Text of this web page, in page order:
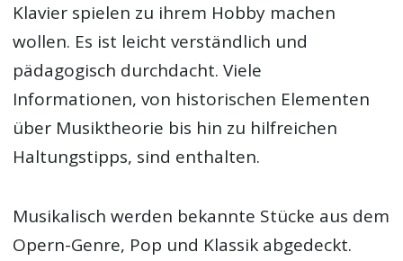
Klavier spielen zu ihrem Hobby machen
wollen. Es ist leicht verständlich und
pädagogisch durchdacht. Viele
Informationen, von historischen Elementen
über Musiktheorie bis hin zu hilfreichen
Haltungstipps, sind enthalten.
Musikalisch werden bekannte Stücke aus dem
Opern-Genre, Pop und Klassik abgedeckt.